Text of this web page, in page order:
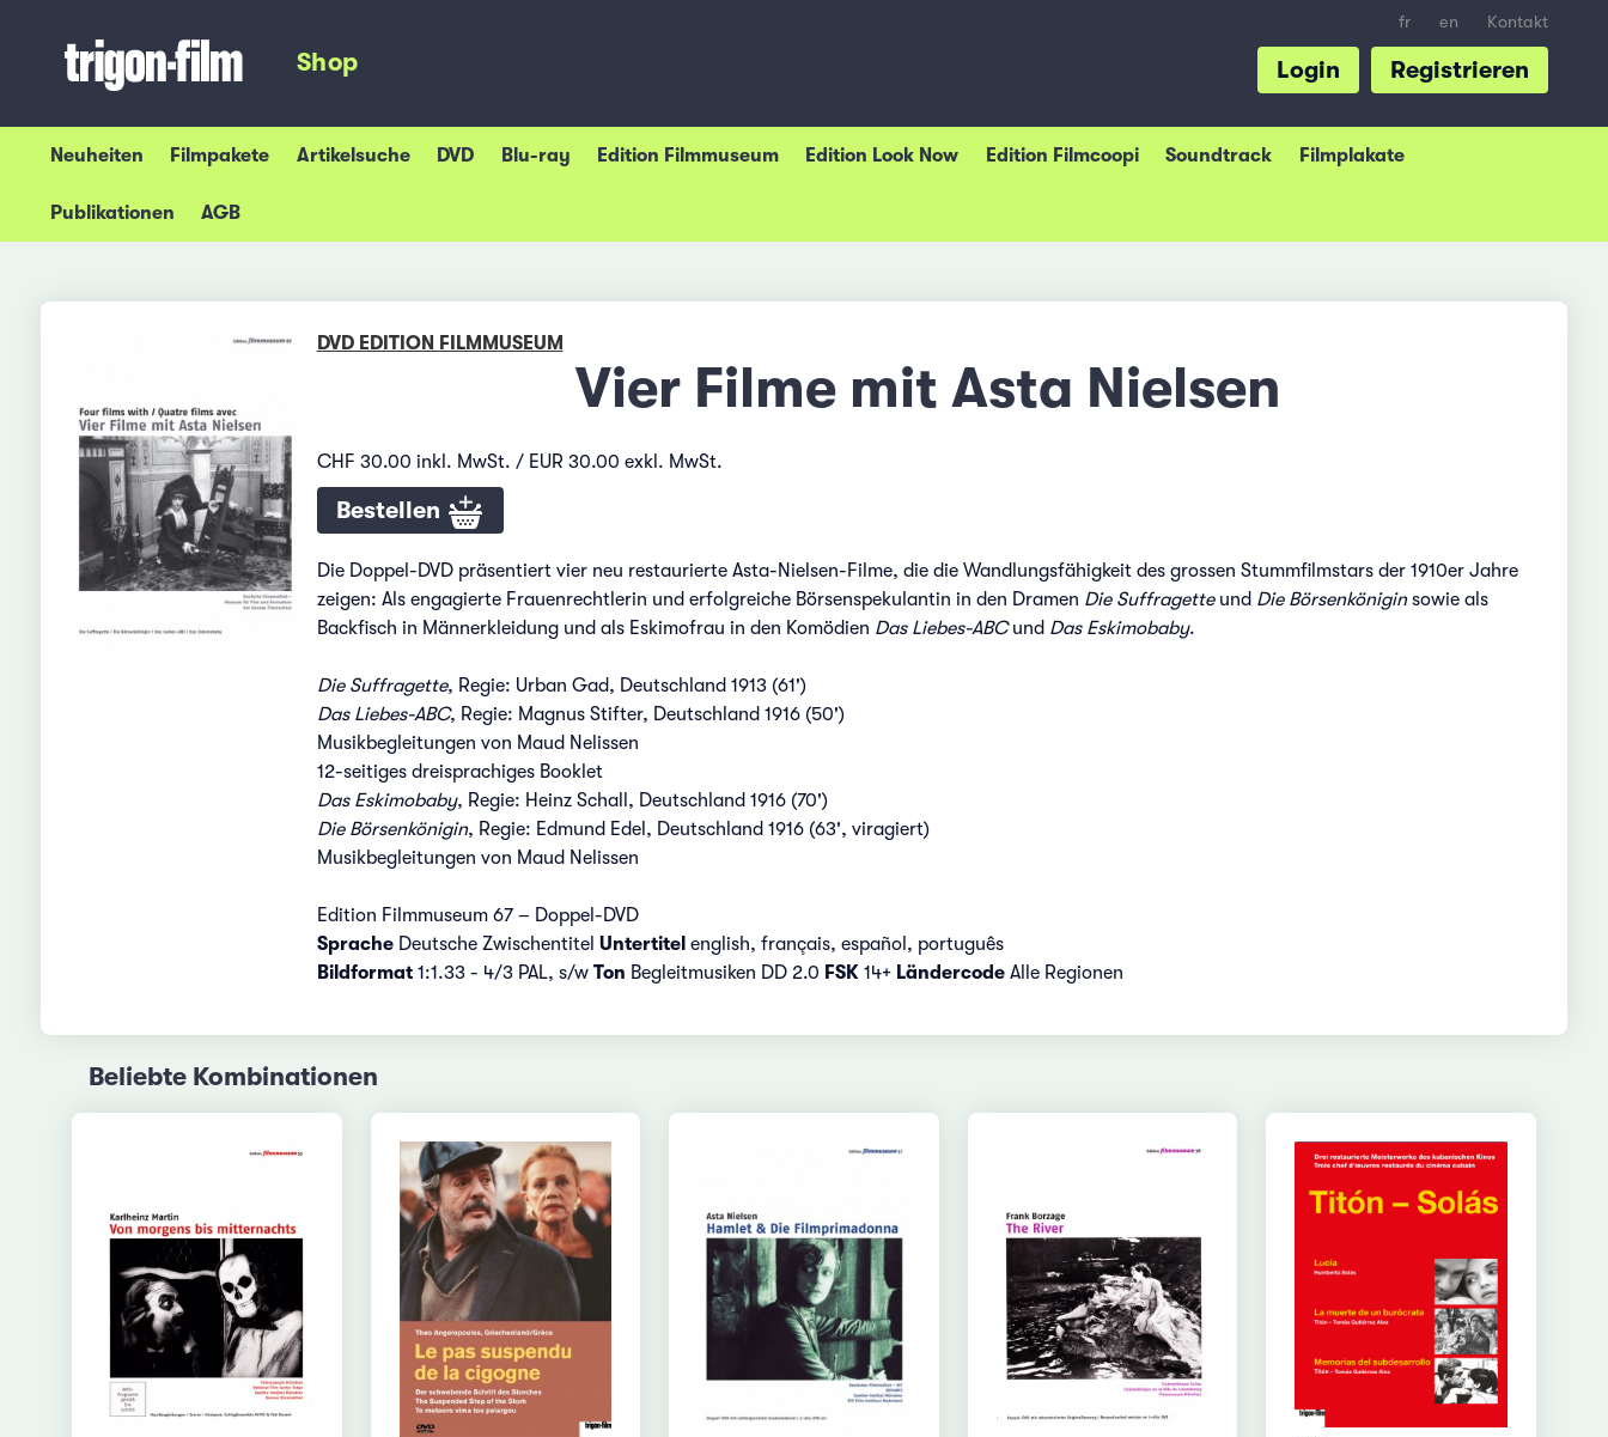
fr en Kontakt
Shop Registrieren
Login
Neuheiten Filmpakete Artikelsuche DVD Blu-ray Edition Filmmuseum Edition Look Now Edition Filmcoopi Soundtrack Filmplakate
Publikationen AGB
DVD EDITION FILMMUSEUM
Vier Filme mit Asta Nielsen
CHF 30.00 inkl. MwSt. / EUR 30.00 exkl. MwSt.
Bestellen
Die Doppel-DVD präsentiert vier neu restaurierte Asta-Nielsen-Filme, die die Wandlungsfähigkeit des grossen Stummfilmstars der 1910er Jahre
zeigen: Als engagierte Frauenrechtlerin und erfolgreiche Börsenspekulantin in den Dramen Die Suffragetteund Die Börsenköniginsowie als
Backfisch in Männerkleidung und als Eskimofrau in den Komödien Das Liebes-ABCund Das Eskimobaby.
Die Suffragette, Regie: Urban Gad, Deutschland 1913 (61')
Das Liebes-ABC, Regie: Magnus Stifter, Deutschland 1916 (50')
Musikbegleitungen von Maud Nelissen
12-seitiges dreisprachiges Booklet
Das Eskimobaby, Regie: Heinz Schall, Deutschland 1916 (70')
Die Börsenkönigin, Regie: Edmund Edel, Deutschland 1916 (63', viragiert)
Musikbegleitungen von Maud Nelissen
Edition Filmmuseum 67 – Doppel-DVD
SpracheDeutsche Zwischentitel Untertitel english, français, español, português
Bildformat1:1.33 - 4/3 PAL, s/wTon Begleitmusiken DD 2.0 FSK14+LändercodeAlle Regionen
Beliebte Kombinationen